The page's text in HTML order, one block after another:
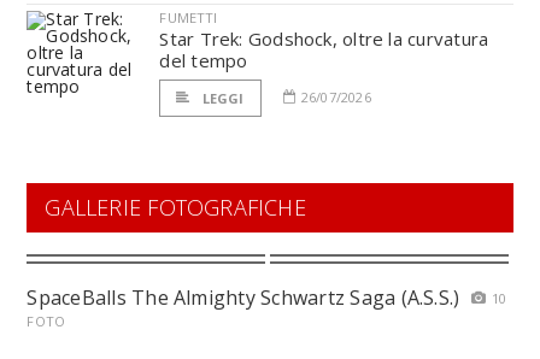
FUMETTI
Star Trek: Godshock, oltre la curvatura
del tempo
LEGGI 26/07/2026
GALLERIE FOTOGRAFICHE
SpaceBalls The Almighty Schwartz Saga (A.S.S.)
10
FOTO